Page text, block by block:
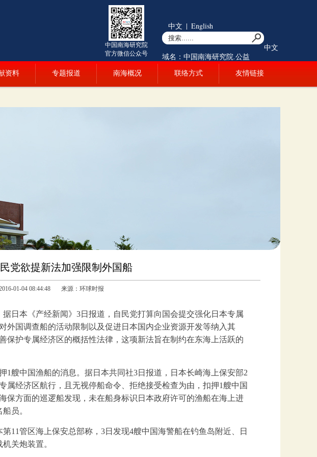
中国南海研究院
官方微信公众号
中文 | English
中文
域名：中国南海研究院.公益
资料 专题报道 南海概况 联络方式 友情链接
党欲提新法加强限制外国船
01-04 08:44:48 来源：环球时报
日本《产经新闻》3日报道，自民党打算向国会提交强化日本专属
外国调查船的活动限制以及促进日本国内企业资源开发等纳入其
保护专属经济区的概括性法律，这项新法旨在制约在东海上活跃的
1艘中国渔船的消息。据日本共同社3日报道，日本长崎海上保安部2
属经济区航行，且无视停船命令、拒绝接受检查为由，扣押1艘中国
保方面的巡逻船发现，未在船身标识日本政府许可的渔船在海上进
员。
管区海上保安总部称，3日发现4艘中国海警船在钓鱼岛附近、日
关炮装置。